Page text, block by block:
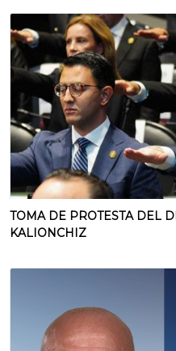
TOMA DE PROTESTA DEL
KALIONCHIZ